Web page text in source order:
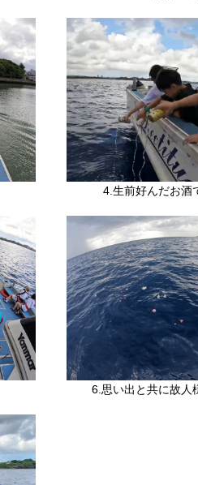
4.生前好んだお酒
6.思い出と共に故人